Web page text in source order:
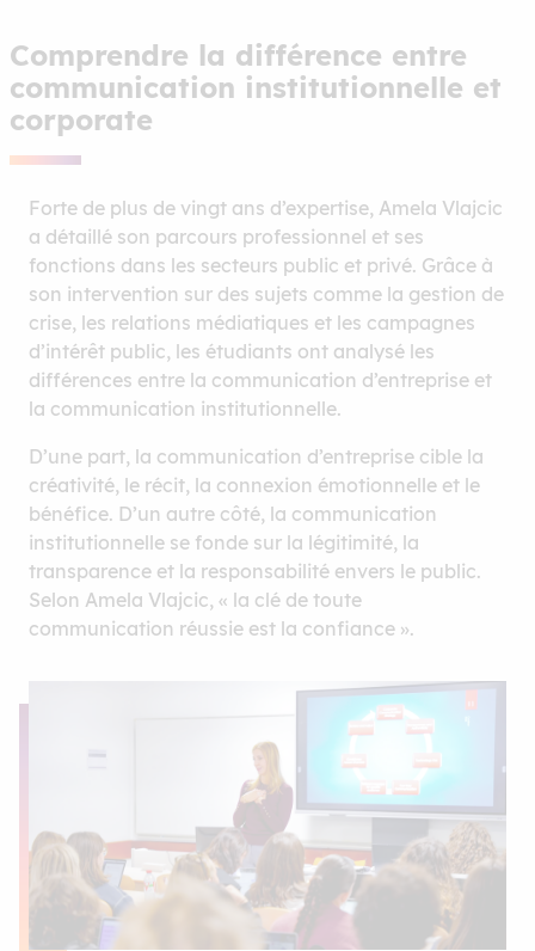
Comprendre la différence entre
communication institutionnelle et
corporate
Forte de plus de vingt ans d’expertise, Amela Vlajcic
a détaillé son parcours professionnel et ses
fonctions dans les secteurs public et privé. Grâce à
son intervention sur des sujets comme la gestion de
crise, les relations médiatiques et les campagnes
d’intérêt public, les étudiants ont analysé les
différences entre la communication d’entreprise et
la communication institutionnelle.
D’une part, la communication d’entreprise cible la
créativité, le récit, la connexion émotionnelle et le
bénéfice. D’un autre côté, la communication
institutionnelle se fonde sur la légitimité, la
transparence et la responsabilité envers le public.
Selon Amela Vlajcic, « la clé de toute
communication réussie est la confiance ».